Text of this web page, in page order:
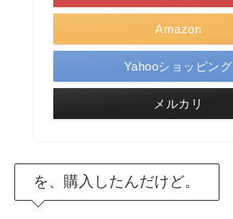
Amazon
Yahooショッピング
メルカリ
を、購入したんだけど。